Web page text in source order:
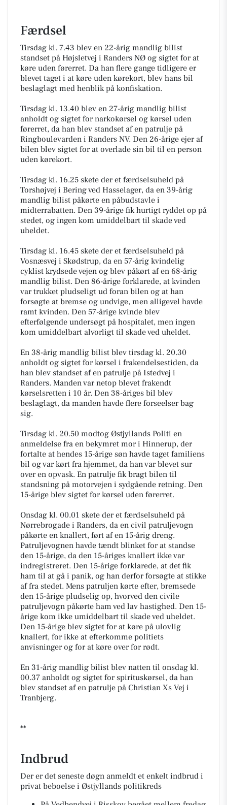
Færdsel
Tirsdag kl. 7.43 blev en 22-årig mandlig bilist
standset på Højsletvej i Randers NØ og sigtet for at
køre uden førerret. Da han flere gange tidligere er
blevet taget i at køre uden kørekort, blev hans bil
beslaglagt med henblik på konfiskation.
Tirsdag kl. 13.40 blev en 27-årig mandlig bilist
anholdt og sigtet for narkokørsel og kørsel uden
førerret, da han blev standset af en patrulje på
Ringboulevarden i Randers NV. Den 26-årige ejer af
bilen blev sigtet for at overlade sin bil til en person
uden kørekort.
Tirsdag kl. 16.25 skete der et færdselsuheld på
Torshøjvej i Bering ved Hasselager, da en 39-årig
mandlig bilist påkørte en påbudstavle i
midterrabatten. Den 39-årige fik hurtigt ryddet op på
stedet, og ingen kom umiddelbart til skade ved
uheldet.
Tirsdag kl. 16.45 skete der et færdselsuheld på
Vosnæsvej i Skødstrup, da en 57-årig kvindelig
cyklist krydsede vejen og blev påkørt af en 68-årig
mandlig bilist. Den 86-årige forklarede, at kvinden
var trukket pludseligt ud foran bilen og at han
forsøgte at bremse og undvige, men alligevel havde
ramt kvinden. Den 57-årige kvinde blev
efterfølgende undersøgt på hospitalet, men ingen
kom umiddelbart alvorligt til skade ved uheldet.
En 38-årig mandlig bilist blev tirsdag kl. 20.30
anholdt og sigtet for kørsel i frakendelsestiden, da
han blev standset af en patrulje på Istedvej i
Randers. Manden var netop blevet frakendt
kørselsretten i 10 år. Den 38-åriges bil blev
beslaglagt, da manden havde flere forseelser bag
sig.
Tirsdag kl. 20.50 modtog Østjyllands Politi en
anmeldelse fra en bekymret mor i Hinnerup, der
fortalte at hendes 15-årige søn havde taget familiens
bil og var kørt fra hjemmet, da han var blevet sur
over en opvask. En patrulje fik bragt bilen til
standsning på motorvejen i sydgående retning. Den
15-årige blev sigtet for kørsel uden førerret.
Onsdag kl. 00.01 skete der et færdselsuheld på
Nørrebrogade i Randers, da en civil patruljevogn
påkørte en knallert, ført af en 15-årig dreng.
Patruljevognen havde tændt blinket for at standse
den 15-årige, da den 15-åriges knallert ikke var
indregistreret. Den 15-årige forklarede, at det fik
ham til at gå i panik, og han derfor forsøgte at stikke
af fra stedet. Mens patruljen kørte efter, bremsede
den 15-årige pludselig op, hvorved den civile
patruljevogn påkørte ham ved lav hastighed. Den 15-
årige kom ikke umiddelbart til skade ved uheldet.
Den 15-årige blev sigtet for at køre på ulovlig
knallert, for ikke at efterkomme politiets
anvisninger og for at køre over for rødt.
En 31-årig mandlig bilist blev natten til onsdag kl.
00.37 anholdt og sigtet for spirituskørsel, da han
blev standset af en patrulje på Christian Xs Vej i
Tranbjerg.
**
Indbrud
Der er det seneste døgn anmeldt et enkelt indbrud i
privat beboelse i Østjyllands politikreds